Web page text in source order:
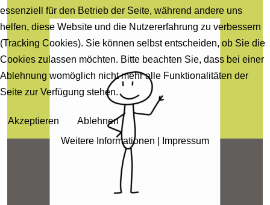
essenziell für den Betrieb der Seite, während andere uns
helfen, diese Website und die Nutzererfahrung zu verbessern
(Tracking Cookies). Sie können selbst entscheiden, ob Sie die
Cookies zulassen möchten. Bitte beachten Sie, dass bei einer
Ablehnung womöglich nicht mehr alle Funktionalitäten der
Seite zur Verfügung stehen.
Akzeptieren
Ablehnen
Weitere Informationen
Impressum